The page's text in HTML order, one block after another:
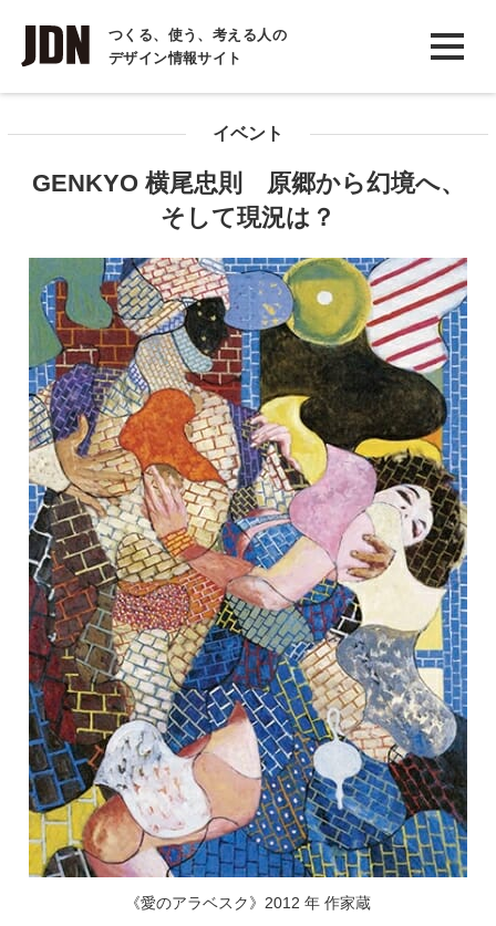
つくる、使う、考える人の
デザイン情報サイト
INTERVIEW
インタビュー
COLUMN
イベント
GENKYO 横尾忠則 原郷から幻境へ、
そして現況は？
《愛のアラベスク》2012 年 作家蔵